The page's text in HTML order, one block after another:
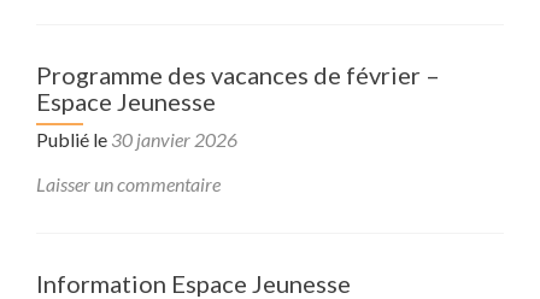
Programme des vacances de février –
Espace Jeunesse
Publié le 30 janvier 2026
Laisser un commentaire
Information Espace Jeunesse